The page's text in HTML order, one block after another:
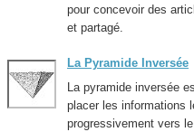
pour concevoir des
et partagé.
La Pyramide Inversée
La pyramide inversée
placer les informations
progressivement vers